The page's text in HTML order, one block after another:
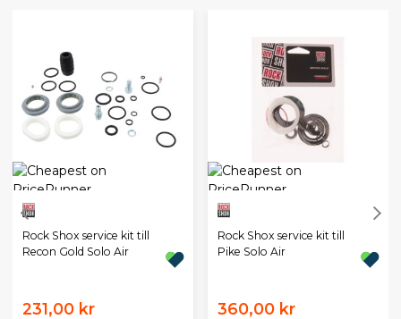
Rock Shox service kit till
Recon Gold Solo Air
231,00 kr
Rock Shox service kit till
Pike Solo Air
360,00 kr